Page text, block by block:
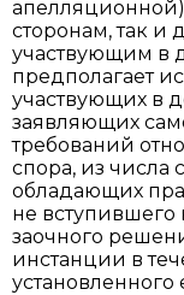
сторонам, так и
участвующим в
предполагает
участвующих в
заявляющих
требований
спора, из числа
обладающих
не вступившего
заочного
инстанции в
установленного